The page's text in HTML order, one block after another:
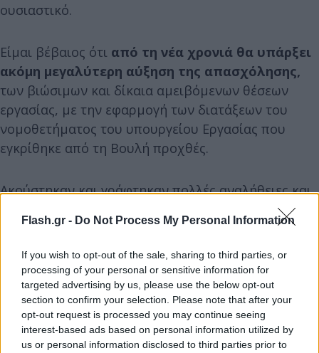
Flash.gr - Do Not Process My Personal Information
If you wish to opt-out of the sale, sharing to third parties, or
processing of your personal or sensitive information for
targeted advertising by us, please use the below opt-out
section to confirm your selection. Please note that after your
opt-out request is processed you may continue seeing
interest-based ads based on personal information utilized by
us or personal information disclosed to third parties prior to
ουσιαστικό.
Είμαι βέβαιος ότι από τη νέα χρονιά θα υπάρξει
ακόμη μεγαλύτερη αύξηση της απασχόλησης,
των βιώσιμων και δίκαια αμειβόμενων θέσεων
εργασίας, με την εφαρμογή των διατάξεων του
νομοθετήματος του υπουργείου Εργασίας που
εγκρίθηκε από τη Βουλή προχθές.
Ακούστηκαν και γράφτηκαν πολλές αναλήθειες και
ανακρίβειες σχετικά με όσα προβλέπει. Θα το
ξαναπώ: βασική μας προτεραιότητα είναι η
προστασία των εργαζομένων, η διασφάλιση των
δικαιωμάτων τους και η βελτίωση των συνθηκών
εργασίας και των εισοδημάτων τους. Με τις νέες
διατάξεις δεν καταργείται το 5νθήμερο, όπως
διατείνονται ορισμένοι, αλλά καταπολεμάται η
αδήλωτη, υποδηλωμένη και ανασφάλιστη εργασία,